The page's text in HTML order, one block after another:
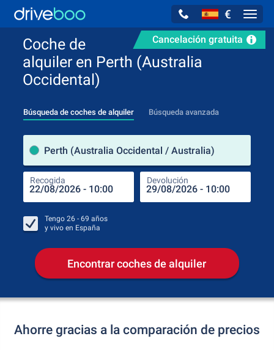
€
Cancelación gratuita
Coche de
alquiler en Perth (Australia
Occidental)
Búsqueda de coches de alquiler Búsqueda avanzada
Perth (Australia Occidental / Australia)
Recogida Devolución
Tengo 26 - 69 años
y vivo en España
Encontrar coches de alquiler
Ahorre gracias a la comparación de precios